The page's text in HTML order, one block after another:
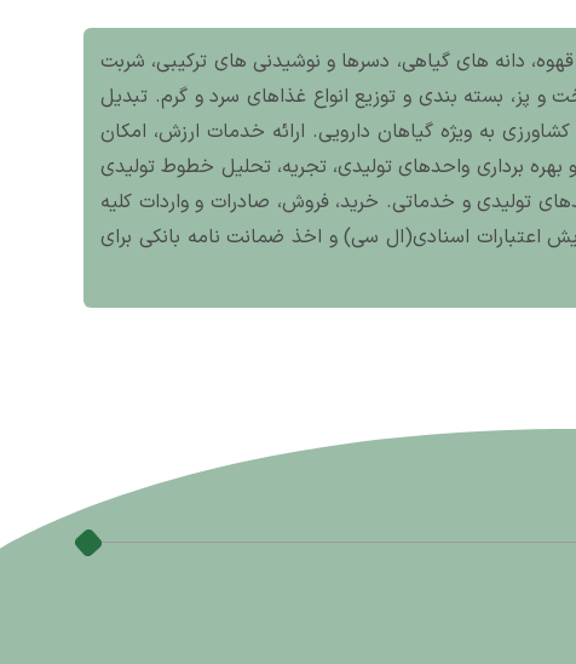
قهوه، دانه های گیاهی، دسرها و نوشیدنی های ترکیبی، شربت
و پز، بسته بندی و توزیع انواع غذاهای سرد و گرم. تبدیل
به ویژه گیاهان دارویی. ارائه خدمات ارزش، امکان
برداری واحدهای تولیدی، تجریه، تحلیل خطوط تولیدی
تولیدی و خدماتی. خرید، فروش، صادرات و واردات کلیه
اعتبارات اسنادی(ال سی) و اخذ ضمانت نامه بانکی برای